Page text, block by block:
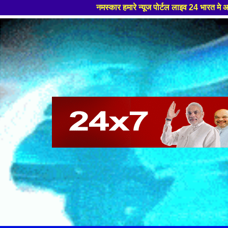
नमस्कार हमारे न्यूज पोर्टल लाइव 24 भारत मे आपका स्वागत हैं